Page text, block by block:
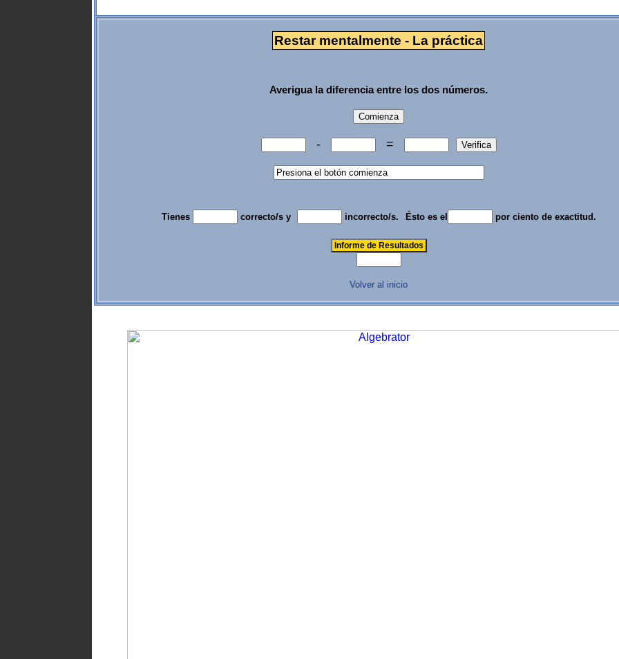
Restar mentalmente - La práctica
Averigua la diferencia entre los dos números.
- =
Tienes correcto/s y incorrecto/s. Ésto es el por ciento de exactitud.
Volver al inicio